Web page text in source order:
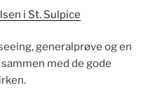
i St. Sulpice
generalprøve og en
med de gode